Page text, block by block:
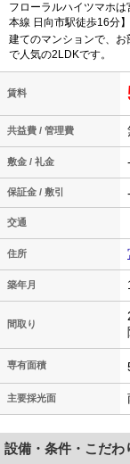
フローラルハイツマホ
本線 日向市駅徒歩16分
建てのマンションで、
で人気の2LDKです。
賃料
共益費 / 管理費
敷金 / 礼金
保証金 / 敷引
交通
住所
築年月
間取り
専有面積
主要採光面
設備・条件・こだわ